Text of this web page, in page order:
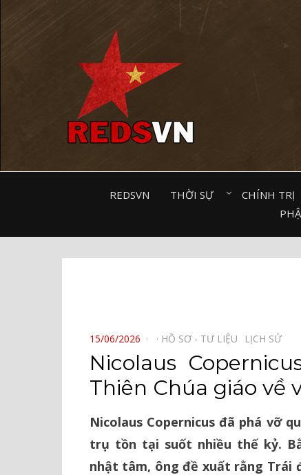
REDSVN THỜI SỰ⠀ CHÍNH TRỊ⠀
POSTED
ON
15/06/2026 HỒ SƠ - TƯ LIỆU⠀ LỊCH SỬ⠀
Nicolaus
Thiên Chúa giáo về
Nicolaus Copernicus đã phá vỡ
trụ tồn tại suốt nhiều thế kỷ.
nhật tâm, ông đề xuất rằng Trái